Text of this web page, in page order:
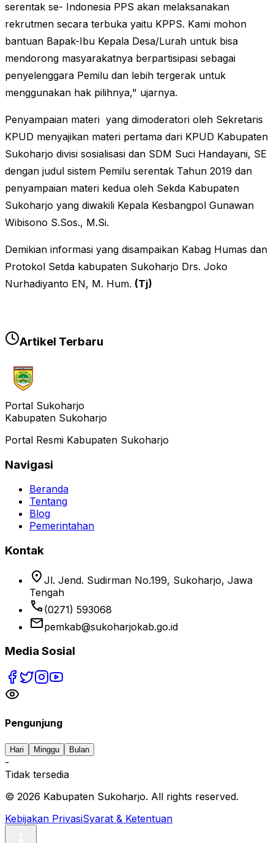
serentak se- Indonesia PPS akan melaksanakan
rekrutmen secara terbuka yaitu KPPS. Kami mohon
bantuan Bapak-Ibu Kepala Desa/Lurah untuk bisa
mendorong masyarakatnya berpartisipasi sebagai
penyelenggara Pemilu dan lebih tergerak untuk
menggunakan hak pilihnya," ujarnya.
Penyampaian materi yang dimoderatori oleh Sekretaris
KPUD menyajikan materi pertama dari KPUD Kabupaten
Sukoharjo divisi sosialisasi dan SDM Suci Handayani, SE
dengan judul sistem Pemilu serentak Tahun 2019 dan
penyampaian materi kedua oleh Sekda Kabupaten
Sukoharjo yang diwakili Kepala Kesbangpol Gunawan
Wibisono S.Sos., M.Si.
Demikian informasi yang disampaikan Kabag Humas dan
Protokol Setda kabupaten Sukoharjo Drs. Joko
Nurhadiyanto EN, M. Hum. (Tj)
Artikel Terbaru
Portal Sukoharjo
Kabupaten Sukoharjo
Portal Resmi Kabupaten Sukoharjo
Navigasi
Beranda
Tentang
Blog
Pemerintahan
Kontak
location_on Jl. Jend. Sudirman No.199, Sukoharjo, Jawa
Tengah
phone (0271) 593068
emailpemkab@sukoharjokab.go.id
Media Sosial
Pengunjung
Hari Minggu Bulan
-
Tidak tersedia
© 2026 Kabupaten Sukoharjo. All rights reserved.
Kebijakan PrivasiSyarat & Ketentuan